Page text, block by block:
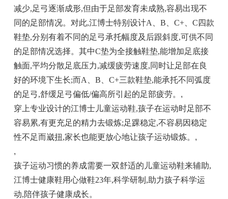
减少,足弓逐渐成形,但由于足部发育未成熟,容易出现不
同的足部情况。对此,江博士特别设计A、B、C+、C四款
鞋垫,分别有着不同的足弓承托幅度及后跟斜度,可供不同
的足部情况选择。其中C垫为全接触鞋垫,能增加足底接
触面,平均分散足底压力,减缓疲劳速度,同时让足部在良
好的环境下生长;而A、B、C+三款鞋垫,能承托不同弧度
的足弓,舒缓足弓偏低/偏高所引起的足部疲劳。 ,
穿上专业设计的江博士儿童运动鞋,孩子在运动时足部不
容易累,有更充足的精力去锻炼;足踝稳定,不容易因稳定
性不足而崴扭,家长也能更放心地让孩子运动锻炼。 ,
,
孩子运动习惯的养成需要一双舒适的儿童运动鞋来辅助,
江博士健康鞋用心做鞋23年,科学研制,助力孩子科学运
动,陪伴孩子健康成长。